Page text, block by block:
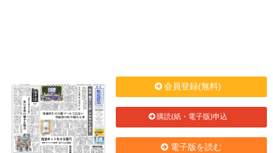
会員登録(無料)
購読(紙・電子版)申込
電子版を読む